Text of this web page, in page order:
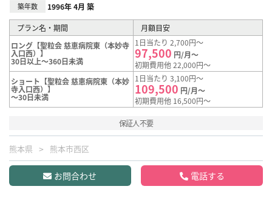
築年数 1996年 4月 築
プラン名・期間
月額目安
ロング【聖粒会 慈恵病院東（本妙寺
入口西）】
30日以上～360日未満
1日当たり 2,700円～
97,500 円/月～
初期費用他 22,000円～
ショート【聖粒会 慈恵病院東（本妙
寺入口西）】
～30日未満
1日当たり 3,100円～
109,500 円/月～
初期費用他 16,500円～
保証人不要
熊本県 熊本市西区
お問合わせ 電話する